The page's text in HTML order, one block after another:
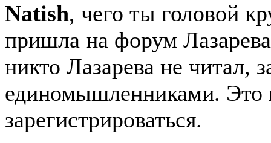
Natish, чего ты головой
пришла на форум
никто Лазарева не читал,
единомышленниками. Это
зарегистрироваться.